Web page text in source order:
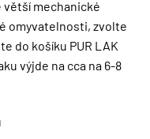
mechanické
omyvatelnosti, zvolte
do košíku PUR LAK
výjde na cca na 6-8